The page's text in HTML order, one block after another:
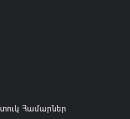
անվանումները
Համարներ